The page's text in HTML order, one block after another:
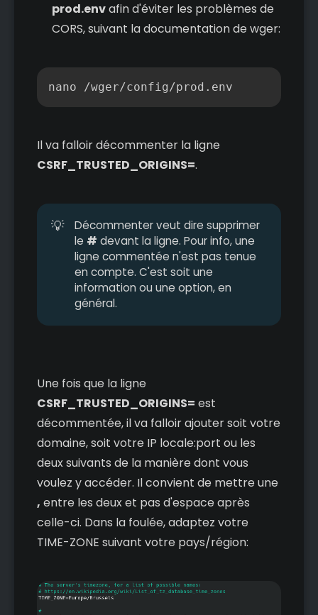
prod.envafin d'éviter les problèmes de
CORS, suivant la documentation de wger:
nano /wger/config/prod.env
Il va falloir décommenter la ligne
CSRF_TRUSTED_ORIGINS=.
💡
Décommenter veut dire supprimer
le # devant la ligne. Pour info, une
ligne commentée n'est pas tenue
en compte. C'est soit une
information ou une option, en
général.
Une fois que la ligne
CSRF_TRUSTED_ORIGINS= est
décommentée, il va falloir ajouter soit votre
domaine, soit votre IP locale:port ou les
deux suivants de la manière dont vous
voulez y accéder. Il convient de mettre une
, entre les deux et pas d'espace après
celle-ci. Dans la foulée, adaptez votre
TIME-ZONE suivant votre pays/région: